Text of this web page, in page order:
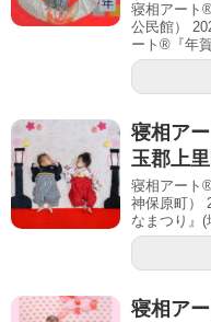
寝相アート
公民館）
ート®︎『年
寝相ア
玉郡上
寝相アート
神保原町）
なまつり』
寝相ア